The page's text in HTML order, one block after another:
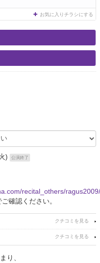
お気に入りチラシにする
) 公演終了
recital_others/ragus2009/
確認ください。
り、